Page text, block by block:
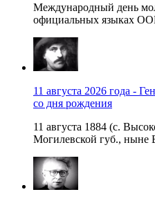
Международный день
официальных языках
11 августа 2026 года -
со дня рождения
11 августа 1884 (с.
Могилевской губ., ныне